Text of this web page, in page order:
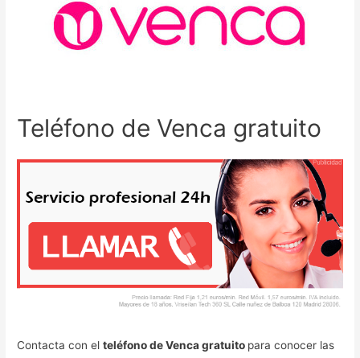
Teléfono de Venca gratuito
Contacta con elteléfono de Venca gratuito para conocer las